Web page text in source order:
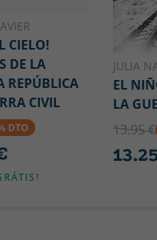
CIELO!
DE LA
REPÚBLICA
CIVIL
DTO
JULIA
EL
LA
13.95 €